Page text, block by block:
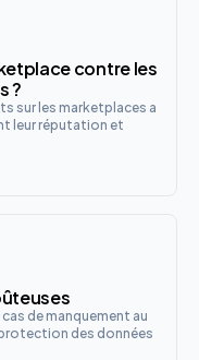
contre les
?
sur les marketplaces a
leur réputation et
de manquement au
des données